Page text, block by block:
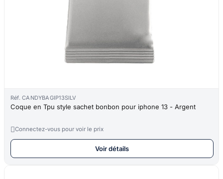
Réf. CANDYBAGIP13SILV
Coque en Tpu style sachet bonbon pour iphone 13 - Argent
Connectez-vous pour voir le prix
Voir détails